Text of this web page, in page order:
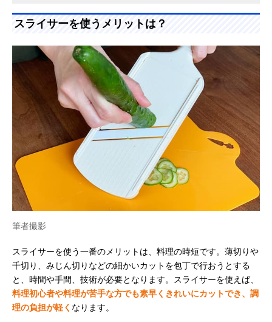
スライサーを使うメリットは？
筆者撮影
スライサーを使う一番のメリットは、料理の時短です。薄切りや
千切り、みじん切りなどの細かいカットを包丁で行おうとする
と、時間や手間、技術が必要となります。スライサーを使えば、
料理初心者や料理が苦手な方でも素早くきれいにカットでき、調
理の負担が軽く なります。